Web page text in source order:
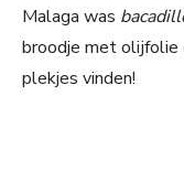
Malaga was
broodje met olijfolie
plekjes vinden!